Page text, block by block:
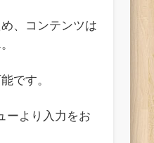
、コンテンツは
です。
ーより入力をお